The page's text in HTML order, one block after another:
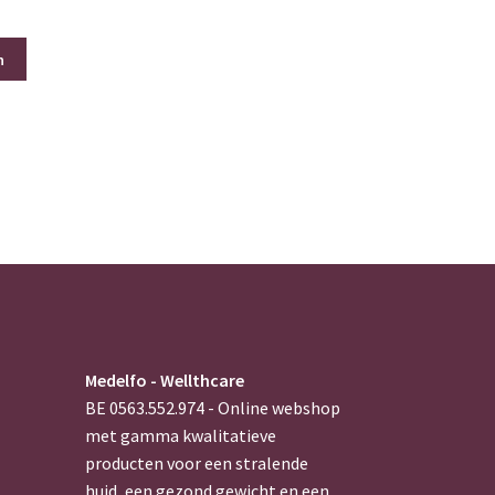
Medelfo - Wellthcare
BE 0563.552.974 - Online webshop
met gamma kwalitatieve
producten voor een stralende